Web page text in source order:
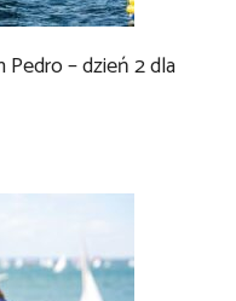
Pedro – dzień 2 dla